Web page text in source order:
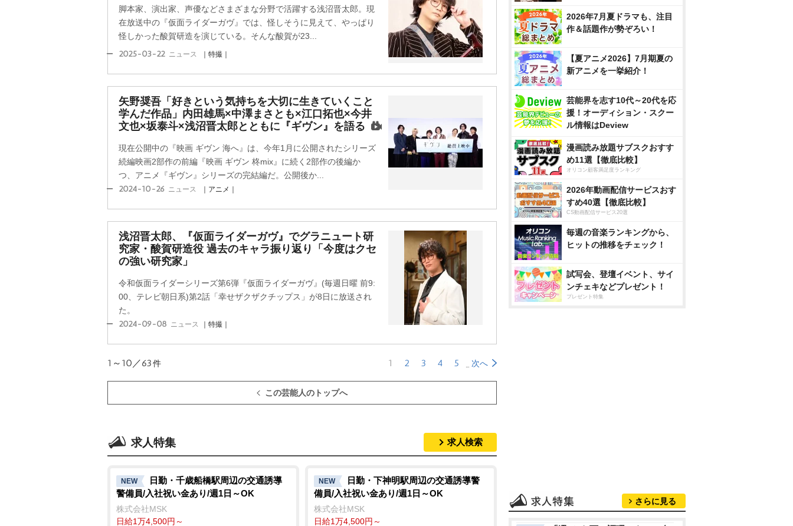
脚本家、演出家、声優などさまざまな分野で活躍する浅沼晋太郎。現
在放送中の『仮面ライダーガヴ』では、怪しそうに見えて、やっぱり
怪しかった酸賀研造を演じている。そんな酸賀が23...
2025-03-22 ニュース ｜特撮｜
矢野奨吾「好きという気持ちを大切に生きていくこと
学んだ作品」内田雄馬×中澤まさとも×江口拓也×今井
文也×坂泰斗×浅沼晋太郎とともに『ギヴン』を語る
現在公開中の『映画 ギヴン 海へ』は、今年1月に公開されたシリーズ
続編映画2部作の前編『映画 ギヴン 柊mix』に続く2部作の後編か
つ、アニメ『ギヴン』シリーズの完結編だ。公開後か...
2024-10-26 ニュース ｜アニメ｜
浅沼晋太郎、『仮面ライダーガヴ』でグラニュート研
究家・酸賀研造役 過去のキャラ振り返り「今度はクセ
の強い研究家」
令和仮面ライダーシリーズ第6弾『仮面ライダーガヴ』(毎週日曜 前9:
00、テレビ朝日系)第2話「幸せザクザクチップス」が8日に放送され
た。
2024-09-08 ニュース ｜特撮｜
1～10／63件 1 2 3 4 5 次へ
この芸能人のトップへ
求人特集 求人検索
NEW
日勤・千歳船橋駅周辺の交通誘導
警備員/入社祝い金あり/週1日～OK
株式会社MSK
日給1万4,500円～
NEW
日勤・下神明駅周辺の交通誘導警
備員/入社祝い金あり/週1日～OK
株式会社MSK
日給1万4,500円～
2026年7月夏ドラマも、注目
作＆話題作が勢ぞろい！
【夏アニメ2026】7月期夏の
新アニメを一挙紹介！
芸能界を志す10代～20代を応
援！オーディション・スクー
ル情報はDeview
漫画読み放題サブスクおすす
め11選【徹底比較】
オリコン顧客満足度ランキング
2026年動画配信サービスおす
すめ40選【徹底比較】
CS動画配信サービス20選
毎週の音楽ランキングから、
ヒットの推移をチェック！
試写会、登壇イベント、サイ
ンチェキなどプレゼント！
プレゼント特集
さらに見る